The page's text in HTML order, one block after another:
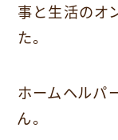
事と生活のオ
た。
ホームヘルパ
ん。